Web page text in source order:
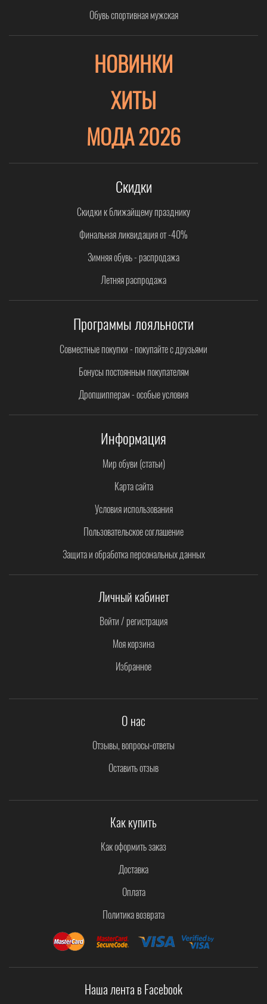
Обувь спортивная мужская
НОВИНКИ
ХИТЫ
МОДА 2026
Скидки
Скидки к ближайщему празднику
Финальная ликвидация от -40%
Зимняя обувь - распродажа
Летняя распродажа
Программы лояльности
Совместные покупки - покупайте с друзьями
Бонусы постоянным покупателям
Дропшипперам - особые условия
Информация
Мир обуви (статьи)
Карта сайта
Условия использования
Пользовательское соглашение
Защита и обработка персональных данных
Личный кабинет
Войти / регистрация
Моя корзина
Избранное
О нас
Отзывы, вопросы-ответы
Оставить отзыв
Как купить
Как оформить заказ
Доставка
Оплата
Политика возврата
Наша лента в Facebook